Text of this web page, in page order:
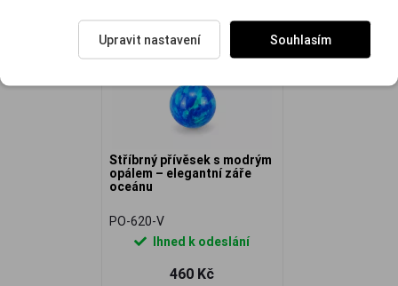
Stříbrný přívěsek s modrým
opálem – elegantní záře
oceánu
PO-620-V
Ihned k odeslání
460 Kč
Upravit nastavení Souhlasím